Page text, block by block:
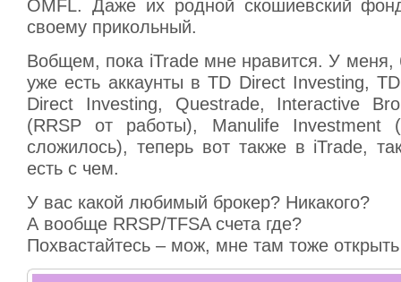
OMFL. Даже их родной скошиевский
своему прикольный.
Вобщем, пока iTrade мне нравится. У меня,
уже есть аккаунты в TD Direct Investing,
Direct Investing, Questrade, Interactive
(RRSP от работы), Manulife Investment
сложилось), теперь вот также в iTrade,
есть с чем.
У вас какой любимый брокер? Никакого?
А вообще RRSP/TFSA счета где?
Похвастайтесь – мож, мне там тоже